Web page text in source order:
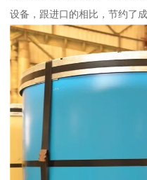
设备，跟进口的相比，节约了